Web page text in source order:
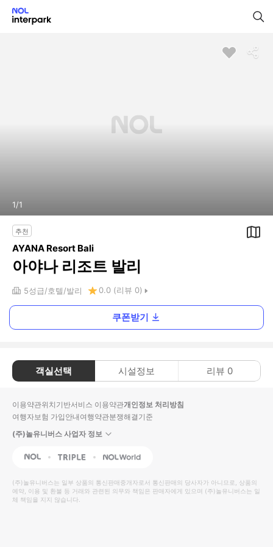
1/1
추천
AYANA Resort Bali
아야나 리조트 발리
5성급 호텔 발리 0.0 (리뷰 0)
쿠폰받기
객실선택 시설정보 리뷰 0
이용약관위치기반서비스 이용약관개인정보 처리방침
여행자보험 가입안내여행약관분쟁해결기준
(주)놀유니버스 사업자 정보
NOL Triple Interpark Global
(주)놀유니버스는 일부 상품의 통신판매중개자로서 통신판매의 당사자가 아니므로, 상품의
예약, 이용 및 환불 등 거래와 관련된 의무와 책임은 판매자에게 있으며 (주)놀유니버스는 일
체 책임을 지지 않습니다.